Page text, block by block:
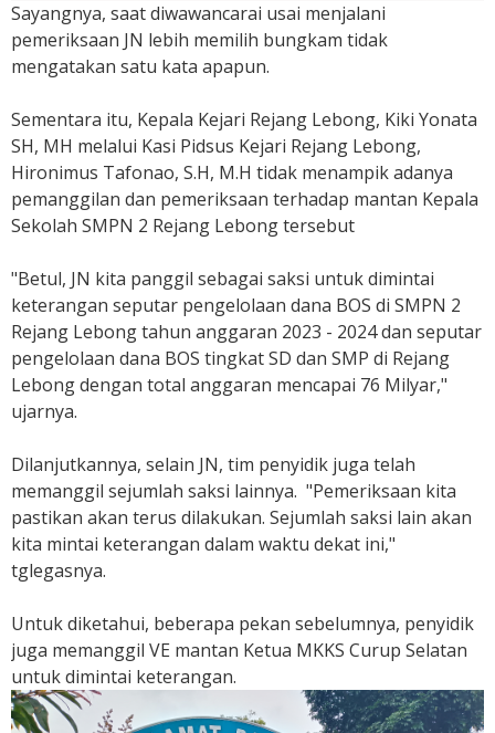
Sayangnya, saat diwawancarai usai menjalani
pemeriksaan JN lebih memilih bungkam tidak
mengatakan satu kata apapun.
Sementara itu, Kepala Kejari Rejang Lebong, Kiki Yonata
SH, MH melalui Kasi Pidsus Kejari Rejang Lebong,
Hironimus Tafonao, S.H, M.H tidak menampik adanya
pemanggilan dan pemeriksaan terhadap mantan Kepala
Sekolah SMPN 2 Rejang Lebong tersebut
"Betul, JN kita panggil sebagai saksi untuk dimintai
keterangan seputar pengelolaan dana BOS di SMPN 2
Rejang Lebong tahun anggaran 2023 - 2024 dan seputar
pengelolaan dana BOS tingkat SD dan SMP di Rejang
Lebong dengan total anggaran mencapai 76 Milyar,"
ujarnya.
Dilanjutkannya, selain JN, tim penyidik juga telah
memanggil sejumlah saksi lainnya. "Pemeriksaan kita
pastikan akan terus dilakukan. Sejumlah saksi lain akan
kita mintai keterangan dalam waktu dekat ini,"
tglegasnya.
Untuk diketahui, beberapa pekan sebelumnya, penyidik
juga memanggil VE mantan Ketua MKKS Curup Selatan
untuk dimintai keterangan.